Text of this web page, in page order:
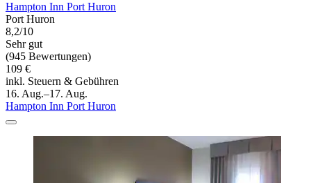
Hampton Inn Port Huron
Port Huron
8,2/10
Sehr gut
(945 Bewertungen)
109 €
inkl. Steuern & Gebühren
16. Aug.–17. Aug.
Hampton Inn Port Huron